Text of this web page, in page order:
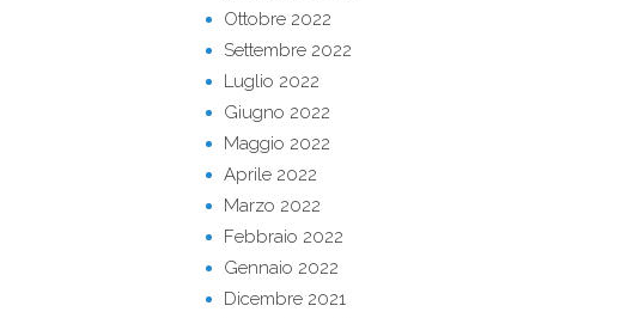
Ottobre 2022
Settembre 2022
Luglio 2022
Giugno 2022
Maggio 2022
Aprile 2022
Marzo 2022
Febbraio 2022
Gennaio 2022
Dicembre 2021